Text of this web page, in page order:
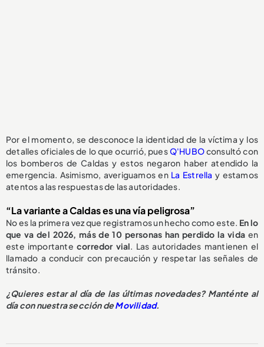
Por el momento, se desconoce la identidad de la víctima y los
detalles oficiales de lo que ocurrió, puesQ'HUBOconsultó con
los bomberos de Caldas y estos negaron haber atendido la
emergencia. Asimismo, averiguamos en La Estrella y estamos
atentos a las respuestas de las autoridades.
“La variante a Caldas es una vía peligrosa”
No es la primera vez que registramos un hecho como este. En lo
que va del 2026, más de 10 personas han perdido la vida en
este importante corredor vial. Las autoridades mantienen el
llamado a conducir con precaución y respetar las señales de
tránsito.
¿Quieres estar al día de las últimas novedades? Manténte al
día con nuestra sección deMovilidad.